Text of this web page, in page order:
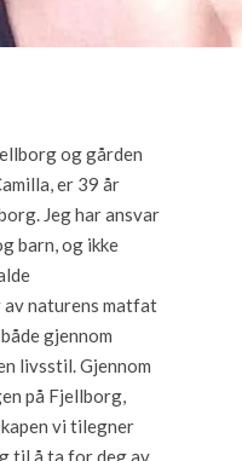
og gården
er 39 år
Jeg har ansvar
barn, og ikke
av naturens matfat
gjennom
livsstil. Gjennom
på Fjellborg,
vi tilegner
til å ta for deg av